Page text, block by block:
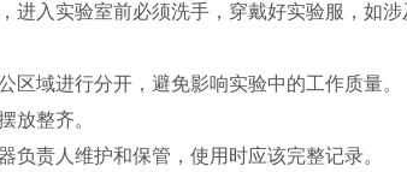
入实验室前必须洗手，穿戴好实验服，如
域进行分开，避免影响实验中的工作质量。
放整齐。
责人维护和保管，使用时应该完整记录。